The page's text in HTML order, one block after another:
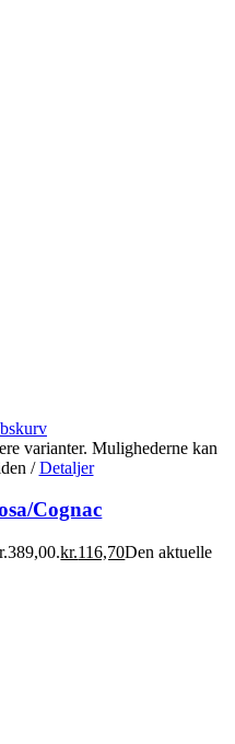
varianter. Mulighederne kan
/ Detaljer
Cognac
kr.116,70Den aktuelle